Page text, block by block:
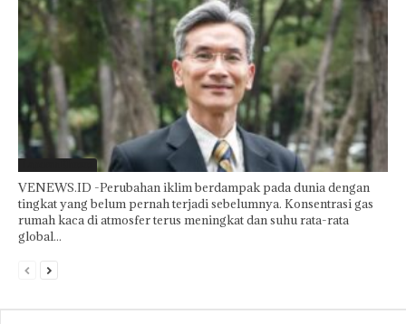
VENEWS.ID -Perubahan iklim berdampak pada dunia dengan
tingkat yang belum pernah terjadi sebelumnya. Konsentrasi gas
rumah kaca di atmosfer terus meningkat dan suhu rata-rata
global...